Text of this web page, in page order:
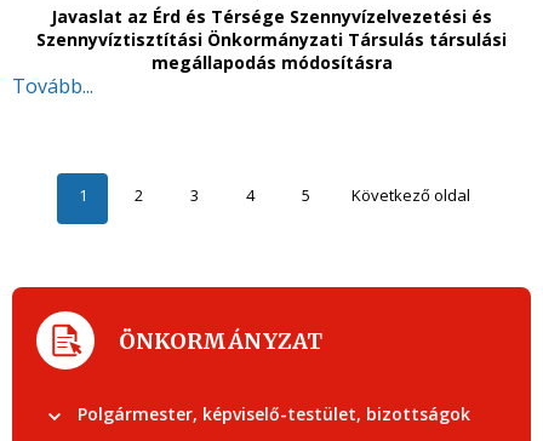
Javaslat az Érd és Térsége Szennyvízelvezetési és
Szennyvíztisztítási Önkormányzati Társulás társulási
megállapodás módosításra
Tovább...
1 2 3 4 5 Következő oldal
ÖNKORMÁNYZAT
Polgármester, képviselő-testület, bizottságok